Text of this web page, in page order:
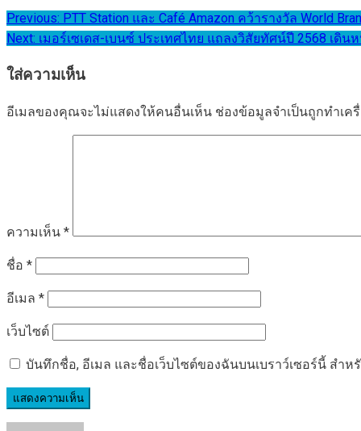
แนะแนว
เรื่อง
Previous: PTT Station และ Café Amazon คว้ารางวัล World
Next: เมอร์เซเดส-เบนซ์ ประเทศไทย แถลงวิสัยทัศน์ปี 2568 เดิ
ใส่ความเห็น
อีเมลของคุณจะไม่แสดงให้คนอื่นเห็น ช่องข้อมูลจำเป็นถูกทำเค
ความเห็น *
ชื่อ *
อีเมล *
เว็บไซต์
บันทึกชื่อ, อีเมล และชื่อเว็บไซต์ของฉันบนเบราว์เซอร์นี้ สำห